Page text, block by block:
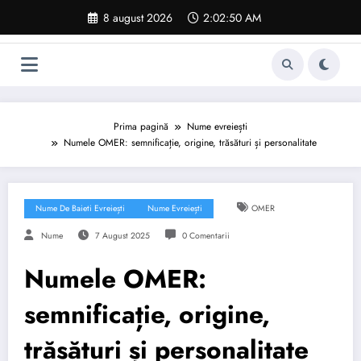
conținut
8 august 2026 2:02:51 AM
Prima pagină
Nume evreiești
Numele OMER: semnificație, origine, trăsături și personalitate
Nume De Baieti Evreiești Nume Evreiești OMER
Nume 7 August 2025 0 Comentarii
Numele OMER:
semnificație, origine,
trăsături și personalitate